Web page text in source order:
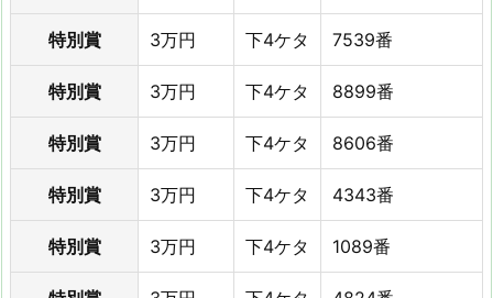
特別賞 3万円 下4ケタ 7539番
特別賞 3万円 下4ケタ 8899番
特別賞 3万円 下4ケタ 8606番
特別賞 3万円 下4ケタ 4343番
特別賞 3万円 下4ケタ 1089番